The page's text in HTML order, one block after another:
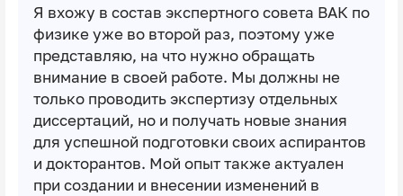
Я вхожу в состав экспертного совета ВАК по
физике уже во второй раз, поэтому уже
представляю, на что нужно обращать
внимание в своей работе. Мы должны не
только проводить экспертизу отдельных
диссертаций, но и получать новые знания
для успешной подготовки своих аспирантов
и докторантов. Мой опыт также актуален
при создании и внесении изменений в